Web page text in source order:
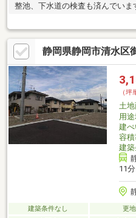
整池、下水道の検査も済んでいま
静岡県静岡市清水区
（坪
土
用
建
容
建
11分
建築条件なし 更地